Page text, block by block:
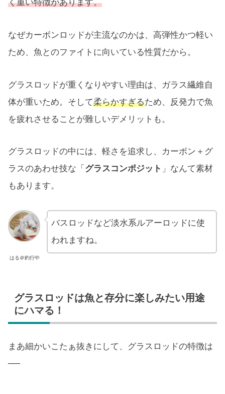
く重い特徴があります。
なぜカーボンロッドが主流なのかは、高弾性かつ軽い
ため、魚とのファイトに向いている性質だから。
グラスロッドが重くなりやすい理由は、ガラス繊維自
体が重いため。そして柔らかすぎるため、反発力で魚
を疲れさせることが難しいデメリットも。
グラスロッドの中には、軽さを追求し、カーボン＋グ
ラスのあわせ技な「 グラスコンポジット 」なんて素材
もあります。
はる＠釣行中
バスロッドなど淡水系ルアーロッドに使
われますね。
グラスロッドは魚と存分に楽しみたい用途
にハマる！
まあ細かいこたぁ抜きにして、グラスロッドの特徴は
──